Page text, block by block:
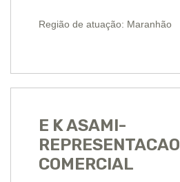
Região de atuação: Maranhão
E K ASAMI-
REPRESENTACAO
COMERCIAL